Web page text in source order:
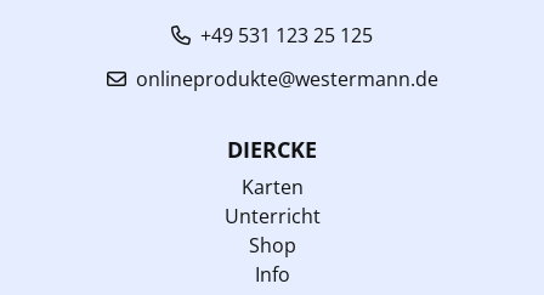
+49 531 123 25 125
onlineprodukte@westermann.de
DIERCKE
Karten
Unterricht
Shop
Info